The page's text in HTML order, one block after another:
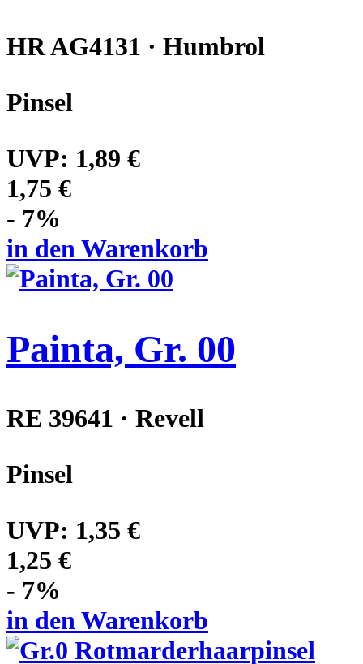
HR AG4131 · Humbrol
Pinsel
UVP: 1,89 €
1,75 €
- 7%
in den Warenkorb
Painta, Gr. 00
RE 39641 · Revell
Pinsel
UVP: 1,35 €
1,25 €
- 7%
in den Warenkorb